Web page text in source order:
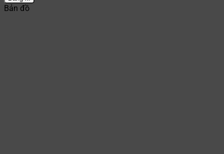
Bản đồ